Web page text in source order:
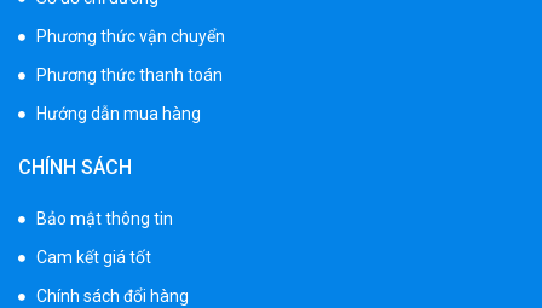
1.530.000 ₫
1.950.000 ₫
Xe 3 bánh trẻ em 968
Phương thức vận chuyển
Phương thức thanh toán
Hướng dẫn mua hàng
CHÍNH SÁCH
Bảo mật thông tin
Cam kết giá tốt
Chính sách đổi hàng